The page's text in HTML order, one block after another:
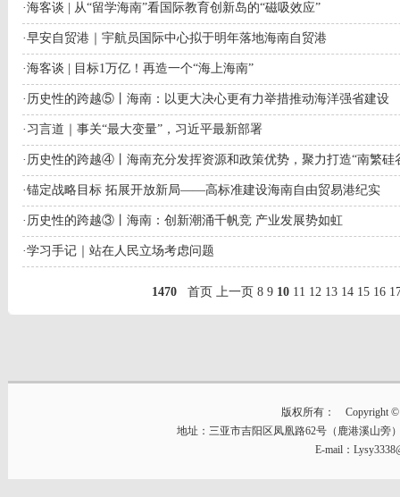
·海客谈 | 从“留学海南”看国际教育创新岛的“磁吸效应”
·早安自贸港｜宇航员国际中心拟于明年落地海南自贸港
·海客谈 | 目标1万亿！再造一个“海上海南”
· 历史性的跨越⑤丨海南：以更大决心更有力举措推动海洋强省建设
· 习言道｜事关“最大变量”，习近平最新部署
· 历史性的跨越④丨海南充分发挥资源和政策优势，聚力打造“南繁硅
·锚定战略目标 拓展开放新局——高标准建设海南自由贸易港纪实
· 历史性的跨越③丨海南：创新潮涌千帆竞 产业发展势如虹
·学习手记｜站在人民立场考虑问题
1470 首页 上一页 8 9 10 11 12 13 14 15 16
版权所有： Copyright ©
地址：三亚市吉阳区凤凰路62号（鹿港溪山
E-mail：